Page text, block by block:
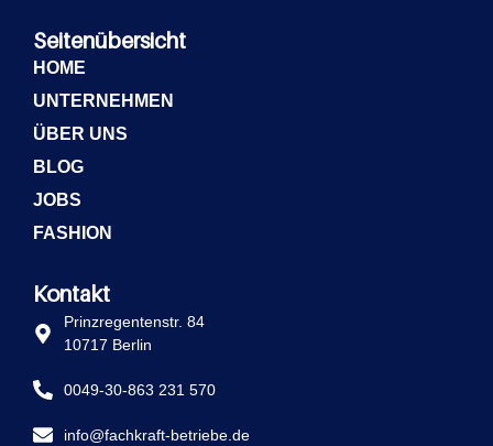
Seitenübersicht
HOME
UNTERNEHMEN
ÜBER UNS
BLOG
JOBS
FASHION
Kontakt
Prinzregentenstr. 84
10717 Berlin
0049-30-863 231 570
info@fachkraft-betriebe.de